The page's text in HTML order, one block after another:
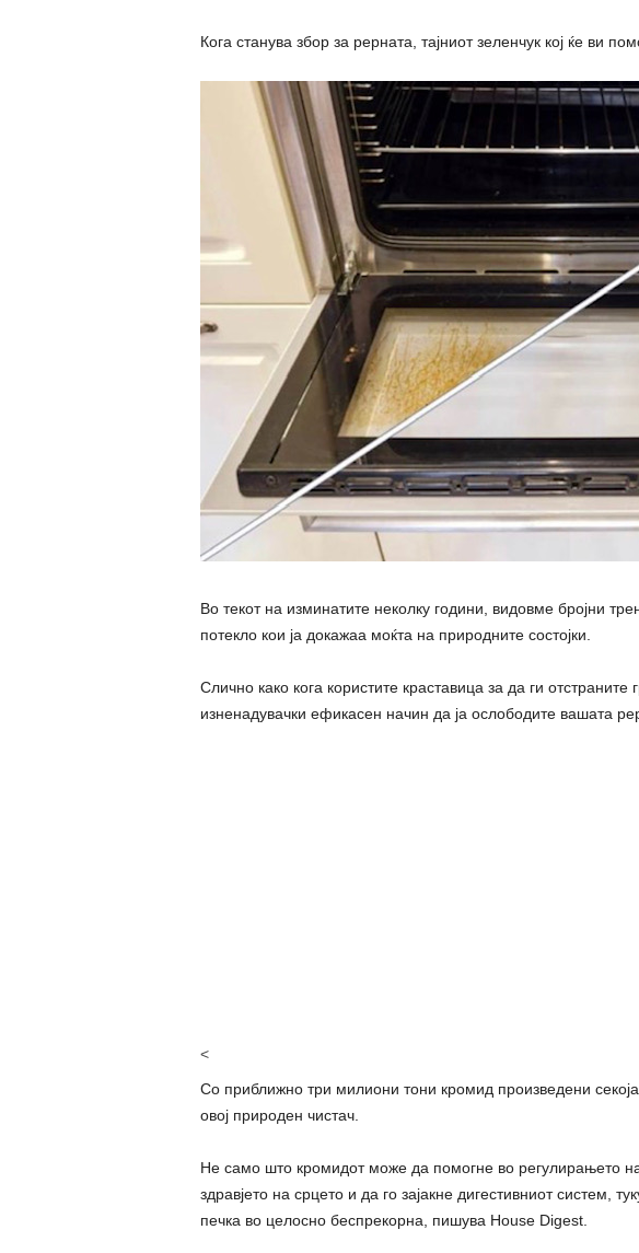
Кога станува збор за рерната, тајниот зеленчук кој ќе ви
Во текот на изминатите неколку години, видовме бројни
потекло кои ја докажаа моќта на природните состојки.
Слично како кога користите краставица за да ги
изненадувачки ефикасен начин да ја ослободите вашата
<
Со приближно три милиони тони кромид произведени
овој природен чистач.
Не само што кромидот може да помогне во регулирањето
здравјето на срцето и да го зајакне дигестивниот систем,
печка во целосно беспрекорна, пишува House Digest.